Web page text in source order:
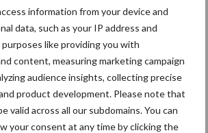
information from your device and
data, such as your IP address and
like providing you with
content, measuring marketing campaign
audience insights, collecting precise
product development. Please note that
valid across all our subdomains. You can
your consent at any time by clicking the
Partner nieuws
Toon meer